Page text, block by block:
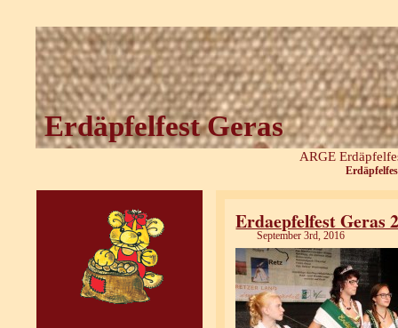
Erdäpfelfest Geras
ARGE
Erdaepfelfest Geras
September 3rd, 2016